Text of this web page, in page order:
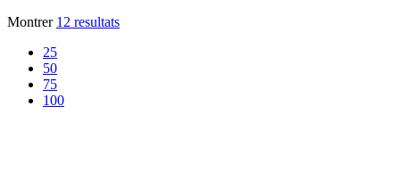
Montrer 12 resultats
25
50
75
100